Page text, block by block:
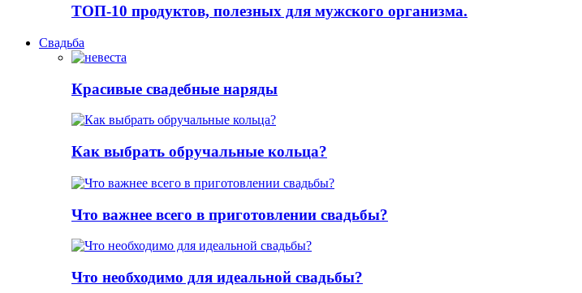
ТОП-10 продуктов, полезных для мужского организма.
Свадьба
Красивые свадебные наряды
Как выбрать обручальные кольца?
Что важнее всего в приготовлении свадьбы?
Что необходимо для идеальной свадьбы?